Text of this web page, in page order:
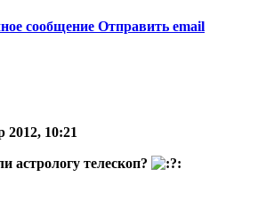
сообщение Отправить email
2012, 10:21
астрологу телескоп?